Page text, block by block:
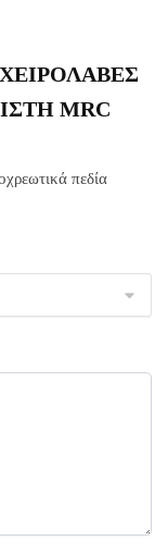
“ΧΕΙΡΟΛΑΒΕΣ
MRC
πεδία